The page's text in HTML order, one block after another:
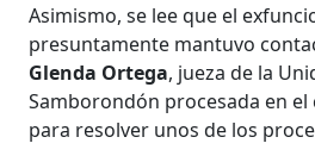
Asimismo, se lee que el
presuntamente mantuvo
Glenda Ortega, jueza de la
Samborondón procesada en el
para resolver unos de los